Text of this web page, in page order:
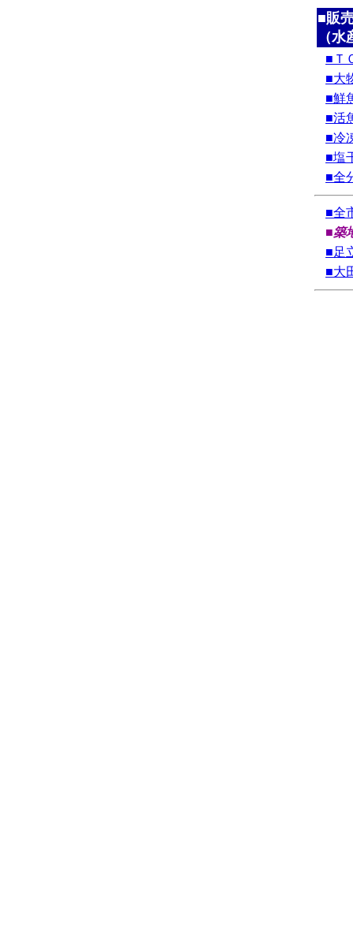
■販
（
■Ｔ
■大
■鮮
■活
■冷
■塩
■全
■全
■築
■足
■大